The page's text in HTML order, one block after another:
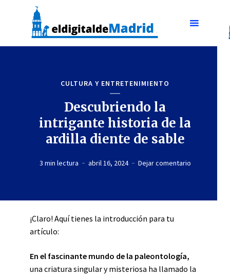
CULTURA Y ENTRETENIMIENTO
Descubriendo la
intrigante historia de la
ardilla diente de sable
3 min lectura abril 16, 2024 Dejar comentario
¡Claro! Aquí tienes la introducción para tu
artículo:
En el fascinante mundo de la paleontología,
una criatura singular y misteriosa ha llamado la